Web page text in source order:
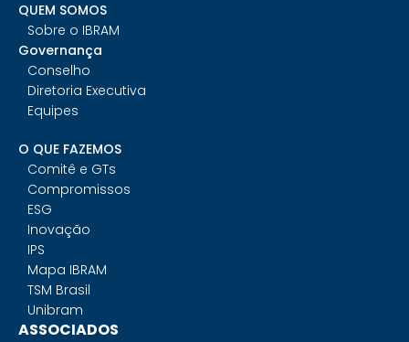
QUEM SOMOS
Sobre o IBRAM
Governança
Conselho
Diretoria Executiva
Equipes
O QUE FAZEMOS
Comitê e GTs
Compromissos
ESG
Inovação
IPS
Mapa IBRAM
TSM Brasil
Unibram
ASSOCIADOS